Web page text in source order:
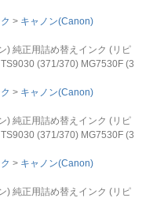
キャノン(Canon)
) 純正用詰め替えインク (リピ
(371/370) MG7530F (3
キャノン(Canon)
) 純正用詰め替えインク (リピ
(371/370) MG7530F (3
キャノン(Canon)
) 純正用詰め替えインク (リピ